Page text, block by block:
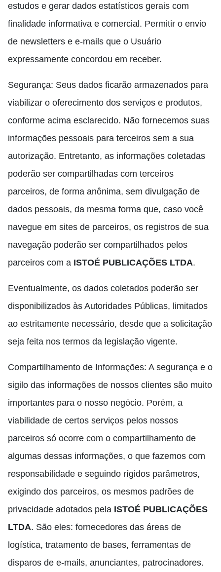
estudos e gerar dados estatísticos gerais com
finalidade informativa e comercial. Permitir o envio
de newsletters e e-mails que o Usuário
expressamente concordou em receber.
Segurança: Seus dados ficarão armazenados para
viabilizar o oferecimento dos serviços e produtos,
conforme acima esclarecido. Não fornecemos suas
informações pessoais para terceiros sem a sua
autorização. Entretanto, as informações coletadas
poderão ser compartilhadas com terceiros
parceiros, de forma anônima, sem divulgação de
dados pessoais, da mesma forma que, caso você
navegue em sites de parceiros, os registros de sua
navegação poderão ser compartilhados pelos
parceiros com a ISTOÉ PUBLICAÇÕES LTDA.
Eventualmente, os dados coletados poderão ser
disponibilizados às Autoridades Públicas, limitados
ao estritamente necessário, desde que a solicitação
seja feita nos termos da legislação vigente.
Compartilhamento de Informações: A segurança e o
sigilo das informações de nossos clientes são muito
importantes para o nosso negócio. Porém, a
viabilidade de certos serviços pelos nossos
parceiros só ocorre com o compartilhamento de
algumas dessas informações, o que fazemos com
responsabilidade e seguindo rígidos parâmetros,
exigindo dos parceiros, os mesmos padrões de
privacidade adotados pela ISTOÉ PUBLICAÇÕES
LTDA. São eles: fornecedores das áreas de
logística, tratamento de bases, ferramentas de
disparos de e-mails, anunciantes, patrocinadores.